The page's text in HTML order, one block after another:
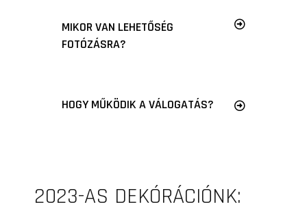
MIKOR VAN LEHETŐSÉG
FOTÓZÁSRA?
HOGY MŰKÖDIK A VÁLOGATÁS?
2023-AS DEKÓRÁCIÓNK: